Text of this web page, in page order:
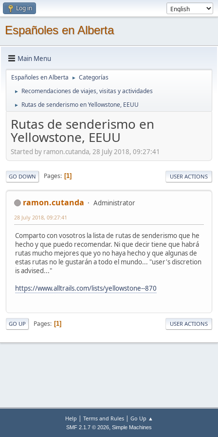
Log in
Españoles en Alberta
Main Menu
Españoles en Alberta ► Categorías
► Recomendaciones de viajes, visitas y actividades
► Rutas de senderismo en Yellowstone, EEUU
Rutas de senderismo en
Yellowstone, EEUU
Started by ramon.cutanda, 28 July 2018, 09:27:41
GO DOWN Pages 1 USER ACTIONS
ramon.cutanda Administrator
28 July 2018, 09:27:41
Comparto con vosotros la lista de rutas de senderismo que he
hecho y que puedo recomendar. Ni que decir tiene que habrá
rutas mucho mejores que yo no haya hecho y que algunas de
estas rutas no le gustarán a todo el mundo... "user's discretion
is advised..."
https://www.alltrails.com/lists/yellowstone--870
GO UP Pages 1 USER ACTIONS
Help | Terms and Rules| Go Up ▲
SMF 2.1.7 © 2026, Simple Machines